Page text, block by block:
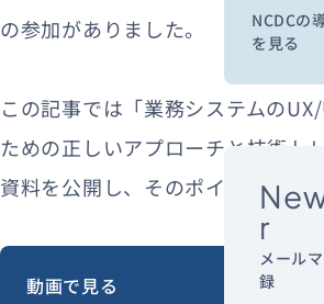
の参加がありました。
この記事では「業務システムの
ための正しいアプローチと技術ト
資料を公開し、そのポイントをご紹
動画で見る
NCDCの
を見る
r
メール
録